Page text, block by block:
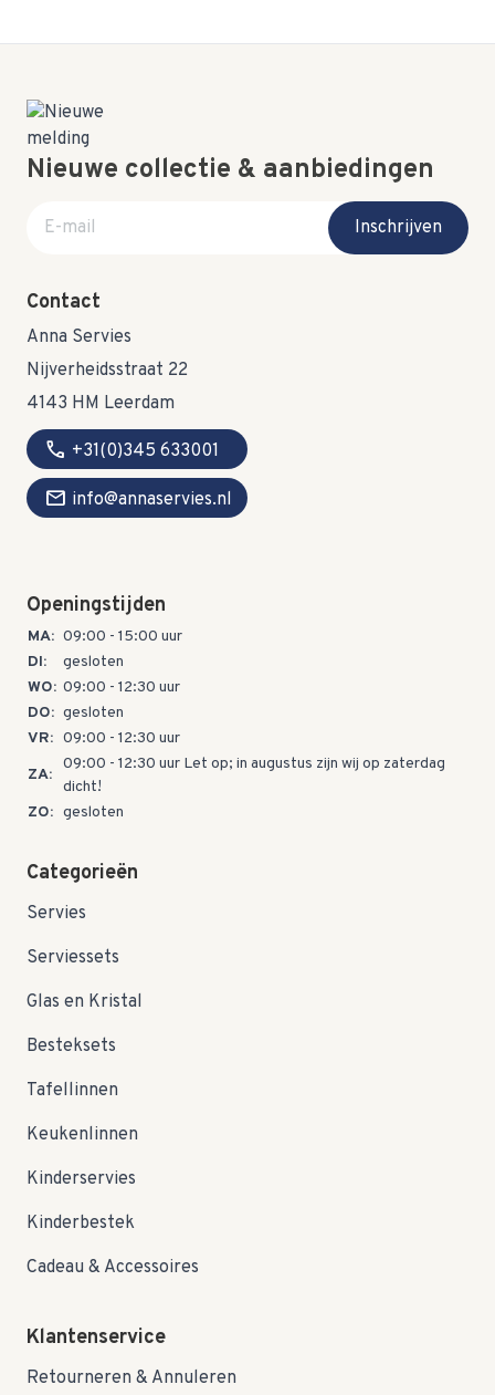
Nieuwe collectie & aanbiedingen
E-mail adres
Inschrijven
Contact
Anna Servies
Nijverheidsstraat 22
4143 HM Leerdam
call +31(0)345 633001
mail info@annaservies.nl
Openingstijden
MA: 09:00 - 15:00 uur
DI:
gesloten
WO: 09:00 - 12:30 uur
DO: gesloten
VR: 09:00 - 12:30 uur
ZA:
09:00 - 12:30 uur Let op; in augustus zijn wij op zaterdag
dicht!
ZO: gesloten
Categorieën
Servies
Serviessets
Glas en Kristal
Besteksets
Tafellinnen
Keukenlinnen
Kinderservies
Kinderbestek
Cadeau & Accessoires
Klantenservice
Retourneren & Annuleren